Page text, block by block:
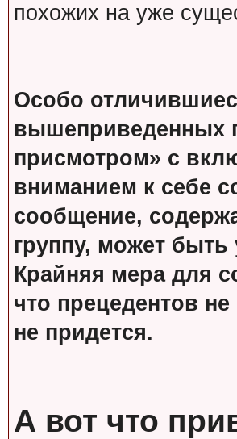
похожих на уже
Особо
вышеприведенных
присмотром» с
вниманием к себе
сообщение,
группу, может
Крайняя мера для
что прецедентов
не придется.
А вот что